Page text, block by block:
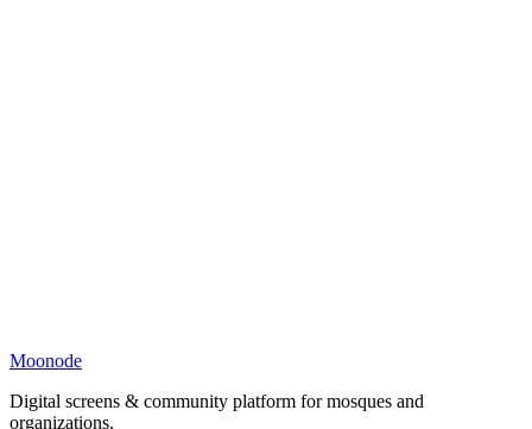
Moonode
Digital screens & community platform for mosques and
organizations.